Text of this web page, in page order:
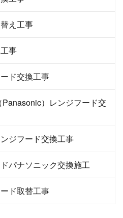
え工事
事
ド交換工事
）レンジフード交
ジフード交換工事
パナソニック交換施工
ド取替工事